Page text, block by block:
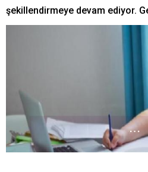
şekillendirmeye devam ediyor.